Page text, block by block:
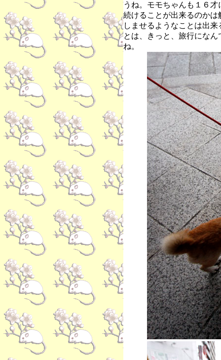
うね。 モモちゃんも１６
続けることが出来るのか
しませるようなことは出
とは、きっと、旅行にな
ね。